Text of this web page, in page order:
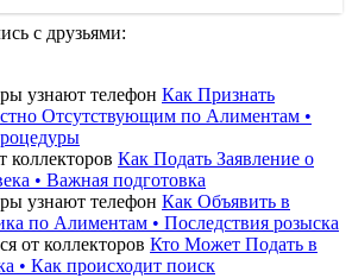
с друзьями:
Как Признать
Отсутствующим по Алиментам •
Как Подать Заявление о
• Важная подготовка
Как Объявить в
по Алиментам • Последствия розыска
Кто Может Подать в
• Как происходит поиск